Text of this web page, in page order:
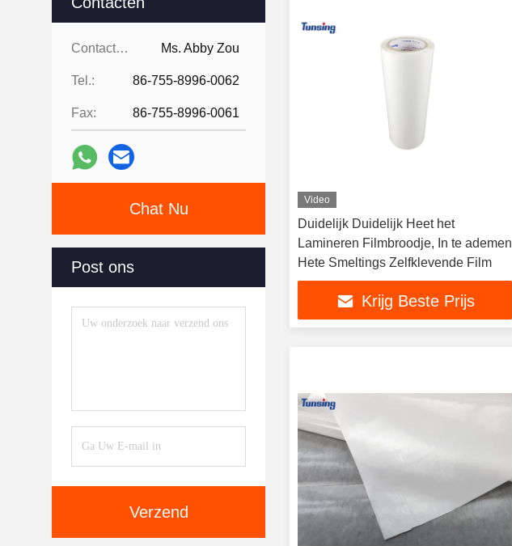
Contacten: Ms. Abby Zou
Tel.: 86-755-8996-0062
Fax: 86-755-8996-0061
Chat Nu
Post ons
Verzend
Video
Duidelijk Duidelijk Heet het
Lamineren Filmbroodje, In te ademen
Hete Smeltings Zelfklevende Film
Krijg Beste Prijs